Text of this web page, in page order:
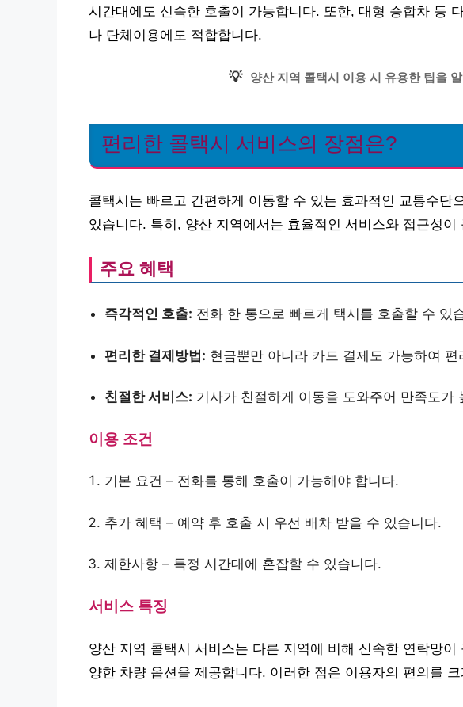
시간대에도 신속한 호출이 가능합니다. 또한, 대형 승합차 등
나 단체이용에도 적합합니다.
💡 양산 지역 콜택시 이용 시 유용한 팁을
편리한 콜택시 서비스의 장점은?
콜택시는 빠르고 간편하게 이동할 수 있는 효과적인 교통수단
있습니다. 특히, 양산 지역에서는 효율적인 서비스와 접근성이
주요 혜택
즉각적인 호출: 전화 한 통으로 빠르게 택시를 호출할 수 있
편리한 결제방법: 현금뿐만 아니라 카드 결제도 가능하여 편
친절한 서비스: 기사가 친절하게 이동을 도와주어 만족도가
이용 조건
기본 요건 – 전화를 통해 호출이 가능해야 합니다.
추가 혜택 – 예약 후 호출 시 우선 배차 받을 수 있습니다.
제한사항 – 특정 시간대에 혼잡할 수 있습니다.
서비스 특징
양산 지역 콜택시 서비스는 다른 지역에 비해 신속한 연락망
양한 차량 옵션을 제공합니다. 이러한 점은 이용자의 편의를